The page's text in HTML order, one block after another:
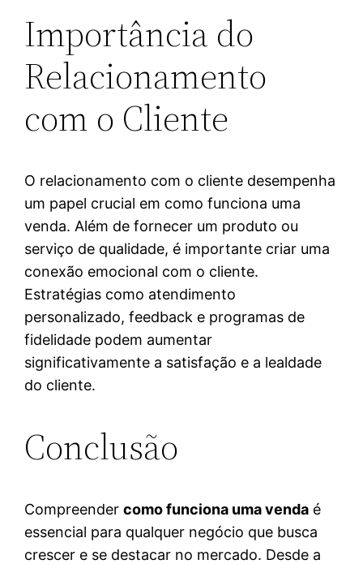
Importância do
Relacionamento
com o Cliente
O relacionamento com o cliente desempenha
um papel crucial em como funciona uma
venda. Além de fornecer um produto ou
serviço de qualidade, é importante criar uma
conexão emocional com o cliente.
Estratégias como atendimento
personalizado, feedback e programas de
fidelidade podem aumentar
significativamente a satisfação e a lealdade
do cliente.
Conclusão
Compreendercomo funciona uma venda é
essencial para qualquer negócio que busca
crescer e se destacar no mercado. Desde a